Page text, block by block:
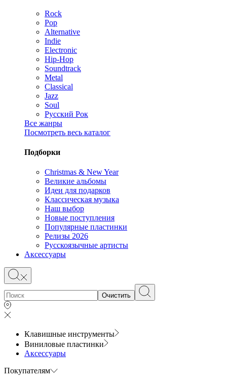
Rock
Pop
Alternative
Indie
Electronic
Hip-Hop
Soundtrack
Metal
Classical
Jazz
Soul
Русский Рок
Все жанры
Посмотреть весь каталог
Подборки
Christmas & New Year
Великие альбомы
Идеи для подарков
Классическая музыка
Наш выбор
Новые поступления
Популярные пластинки
Релизы 2026
Русскоязычные артисты
Аксессуары
Очистить
Клавишные инструменты
Виниловые пластинки
Аксессуары
Покупателям